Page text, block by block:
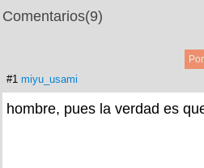
Comentarios(9)
#1 miyu_usami
hombre, pues la verdad es